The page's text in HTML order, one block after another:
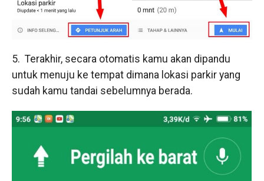
5. Terakhir, secara otomatis kamu akan dipandu
untuk menuju ke tempat dimana lokasi parkir yang
sudah kamu tandai sebelumnya berada.